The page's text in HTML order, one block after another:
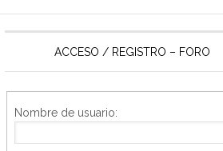
ACCESO / REGISTRO – FORO
Nombre de usuario: